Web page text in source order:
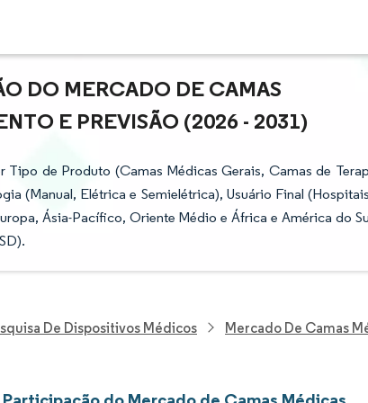
DO MERCADO DE CAMAS
E PREVISÃO (2026 - 2031)
de Produto (Camas Médicas Gerais, Camas de
(Manual, Elétrica e Semielétrica), Usuário Final
Ásia-Pacífico, Oriente Médio e África e América do
De Dispositivos Médicos Mercado De Camas